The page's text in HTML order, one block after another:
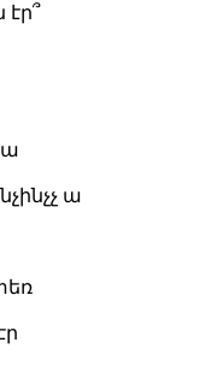
էր՞
ա